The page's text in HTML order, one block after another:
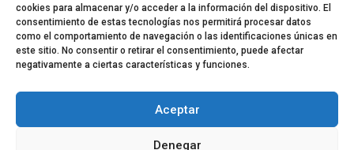
cookies para almacenar y/o acceder a la información del dispositivo. El
consentimiento de estas tecnologías nos permitirá procesar datos
como el comportamiento de navegación o las identificaciones únicas en
este sitio. No consentir o retirar el consentimiento, puede afectar
negativamente a ciertas características y funciones.
Aceptar
Denegar
Equipo EPDLT Contacto